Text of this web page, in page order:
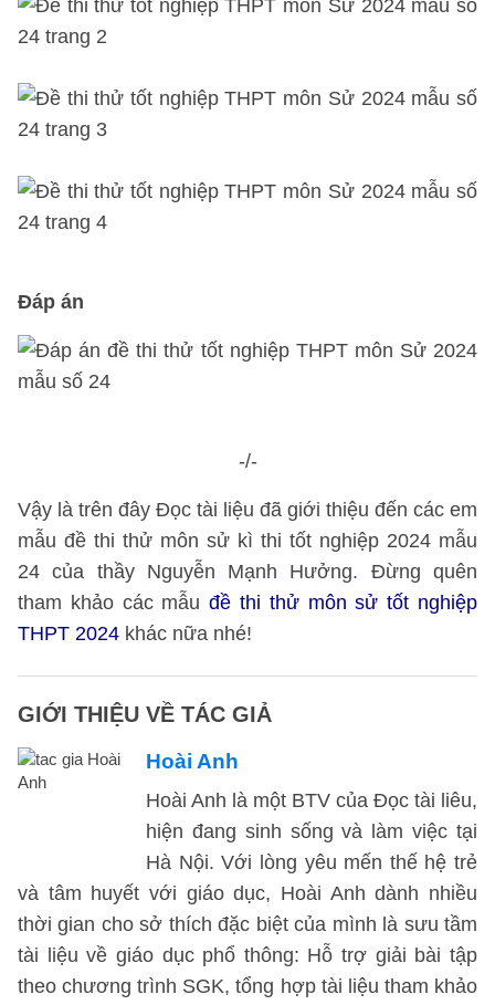
Đáp án
-/-
Vậy là trên đây Đọc tài liệu đã giới thiệu đến các em
mẫu đề thi thử môn sử kì thi tốt nghiệp 2024 mẫu
24 của thầy Nguyễn Mạnh Hưởng. Đừng quên
tham khảo các mẫuđề thi thử môn sử tốt nghiệp
THPT 2024 khác nữa nhé!
GIỚI THIỆU VỀ TÁC GIẢ
Hoài Anh
Hoài Anh là một BTV của Đọc tài liêu,
hiện đang sinh sống và làm việc tại
Hà Nội. Với lòng yêu mến thế hệ trẻ
và tâm huyết với giáo dục, Hoài Anh dành nhiều
thời gian cho sở thích đặc biệt của mình là sưu tầm
tài liệu về giáo dục phổ thông: Hỗ trợ giải bài tập
theo chương trình SGK, tổng hợp tài liệu tham khảo